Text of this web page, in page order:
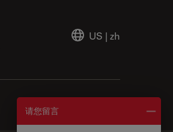
US | zh
请您留言